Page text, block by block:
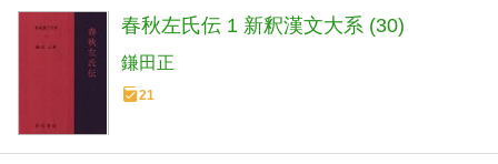
春秋左氏伝 1 新釈漢文大系 (30)
鎌田正
21